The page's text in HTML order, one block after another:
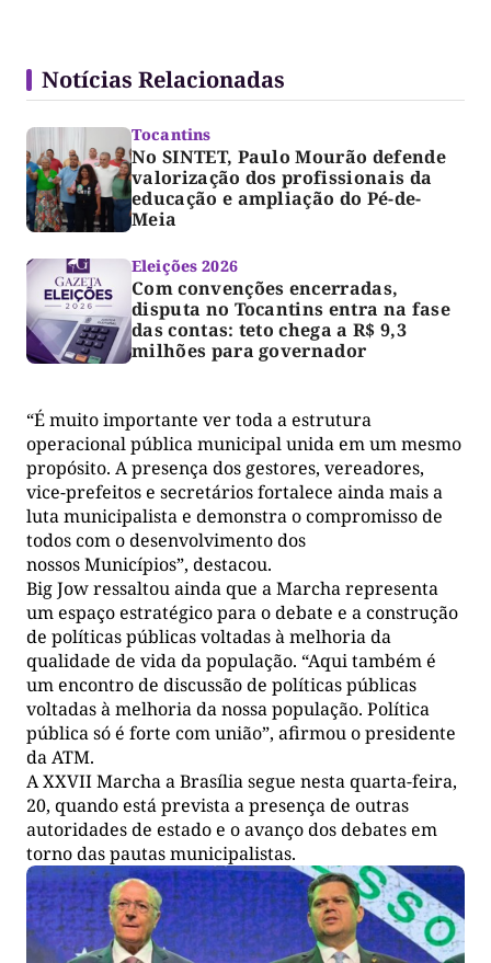
Notícias Relacionadas
Tocantins
No SINTET, Paulo Mourão defende
valorização dos profissionais da
educação e ampliação do Pé-de-
Meia
Eleições 2026
Com convenções encerradas,
disputa no Tocantins entra na fase
das contas: teto chega a R$ 9,3
milhões para governador
“É muito importante ver toda a estrutura
operacional pública municipal unida em um mesmo
propósito. A presença dos gestores, vereadores,
vice-prefeitos e secretários fortalece ainda mais a
luta municipalista e demonstra o compromisso de
todos com o desenvolvimento dos
nossos Municípios”, destacou.
Big Jow ressaltou ainda que a Marcha representa
um espaço estratégico para o debate e a construção
de políticas públicas voltadas à melhoria da
qualidade de vida da população. “Aqui também é
um encontro de discussão de políticas públicas
voltadas à melhoria da nossa população. Política
pública só é forte com união”, afirmou o presidente
da ATM.
A XXVII Marcha a Brasília segue nesta quarta-feira,
20, quando está prevista a presença de outras
autoridades de estado e o avanço dos debates em
torno das pautas municipalistas.